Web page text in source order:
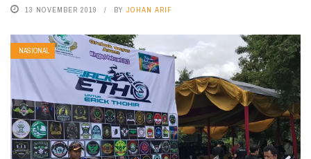
13 NOVEMBER 2019 BY JOHAN ARIF
NASIONAL